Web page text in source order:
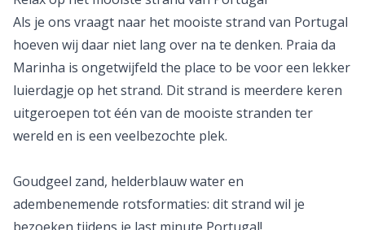
Relax op het mooiste strand van Portugal
Als je ons vraagt naar het mooiste strand van Portugal
hoeven wij daar niet lang over na te denken. Praia da
Marinha is ongetwijfeld
the place to be
luierdagje op het strand. Dit strand is meerdere keren
uitgeroepen tot één van de mooiste stranden ter
wereld en is een veelbezochte plek.
Goudgeel zand, helderblauw water en
adembenemende rotsformaties: dit strand wil je